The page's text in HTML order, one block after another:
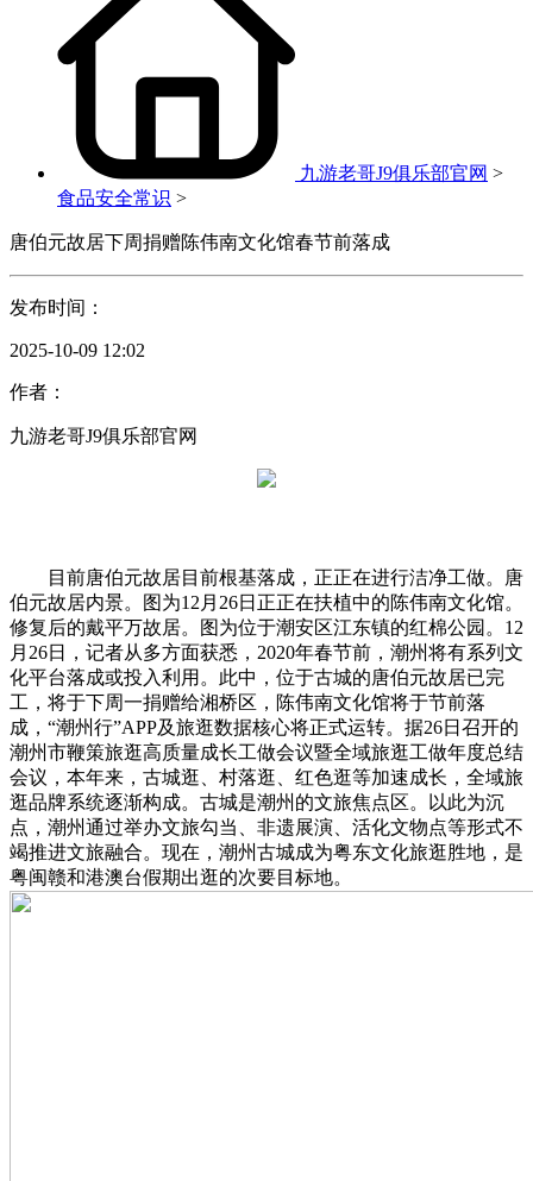
九游老哥J9俱乐部官网 >
食品安全常识 >
唐伯元故居下周捐赠陈伟南文化馆春节前落成
发布时间：
2025-10-09 12:02
作者：
九游老哥J9俱乐部官网
目前唐伯元故居目前根基落成，正正在进行洁净工做。唐
伯元故居内景。图为12月26日正正在扶植中的陈伟南文化馆。
修复后的戴平万故居。图为位于潮安区江东镇的红棉公园。12
月26日，记者从多方面获悉，2020年春节前，潮州将有系列文
化平台落成或投入利用。此中，位于古城的唐伯元故居已完
工，将于下周一捐赠给湘桥区，陈伟南文化馆将于节前落
成，“潮州行”APP及旅逛数据核心将正式运转。据26日召开的
潮州市鞭策旅逛高质量成长工做会议暨全域旅逛工做年度总结
会议，本年来，古城逛、村落逛、红色逛等加速成长，全域旅
逛品牌系统逐渐构成。古城是潮州的文旅焦点区。以此为沉
点，潮州通过举办文旅勾当、非遗展演、活化文物点等形式不
竭推进文旅融合。现在，潮州古城成为粤东文化旅逛胜地，是
粤闽赣和港澳台假期出逛的次要目标地。